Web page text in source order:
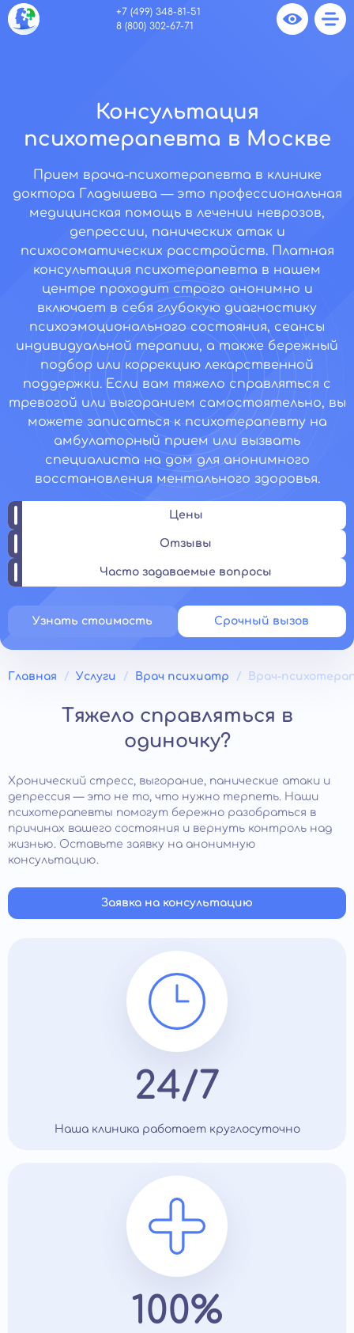
+7 (499) 348-81-51
8 (800) 302-67-71
Консультация
психотерапевта в Москве
Прием врача-психотерапевта в клинике
доктора Гладышева — это профессиональная
медицинская помощь в лечении неврозов,
депрессии, панических атак и
психосоматических расстройств. Платная
консультация психотерапевта в нашем
центре проходит строго анонимно и
включает в себя глубокую диагностику
психоэмоционального состояния, сеансы
индивидуальной терапии, а также бережный
подбор или коррекцию лекарственной
поддержки. Если вам тяжело справляться с
тревогой или выгоранием самостоятельно, вы
можете записаться к психотерапевту на
амбулаторный прием или вызвать
специалиста на дом для анонимного
восстановления ментального здоровья.
Цены
Отзывы
Часто задаваемые вопросы
Узнать стоимость Срочный вызов
Главная Услуги Врач психиатр Врач-
Тяжело справляться в
одиночку?
Хронический стресс, выгорание, панические атаки и
депрессия — это не то, что нужно терпеть. Наши
психотерапевты помогут бережно разобраться в
причинах вашего состояния и вернуть контроль над
жизнью. Оставьте заявку на анонимную
консультацию.
Заявка на консультацию
24/7
Наша клиника работает круглосуточно
100%